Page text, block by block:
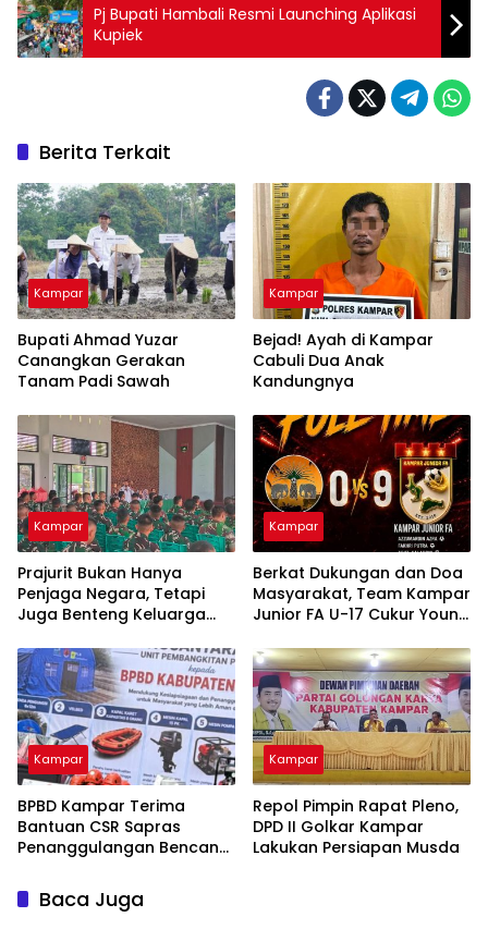
Pj Bupati Hambali Resmi Launching Aplikasi
Kupiek
Berita Terkait
Kampar
Bupati Ahmad Yuzar
Canangkan Gerakan
Tanam Padi Sawah
Kampar
Bejad! Ayah di Kampar
Cabuli Dua Anak
Kandungnya
Kampar
Prajurit Bukan Hanya
Penjaga Negara, Tetapi
Juga Benteng Keluarga
Kampar
Berkat Dukungan dan Doa
Masyarakat, Team Kampar
Junior FA U-17 Cukur Young
Soeratin
Kampar
BPBD Kampar Terima
Bantuan CSR Sapras
Penanggulangan Bencana
Nusantara Power
Kampar
Repol Pimpin Rapat Pleno,
DPD II Golkar Kampar
Lakukan Persiapan Musda
Baca Juga